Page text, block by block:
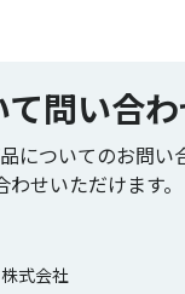
問い合
についてのお問い
せいただけます。
式会社